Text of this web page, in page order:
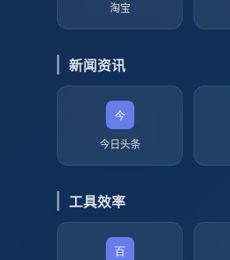
淘宝
新闻资讯
今日头条
工具效率